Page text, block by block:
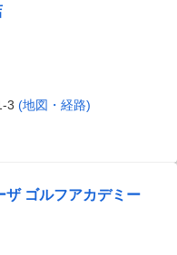
3 (地図・経路)
ザ ゴルフアカデミー